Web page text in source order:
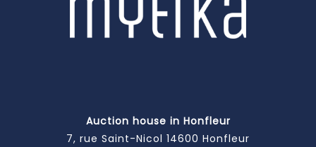
Auction house in Honfleur
7, rue Saint-Nicol 14600 Honfleur